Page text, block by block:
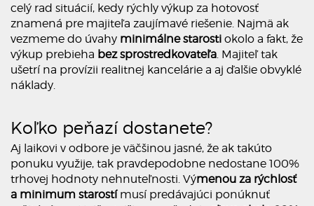
celý rad situácií, kedy rýchly výkup za hotovosť
znamená pre majiteľa zaujímavé riešenie. Najmä ak
vezmeme do úvahy minimálne starosti okolo a fakt, že
výkup prebieha bez sprostredkovateľa . Majiteľ tak
ušetrí na provízii realitnej kancelárie a aj ďalšie obvyklé
náklady.
Koľko peňazí dostanete?
Aj laikovi v odbore je väčšinou jasné, že ak takúto
ponuku využije, tak pravdepodobne nedostane 100%
trhovej hodnoty nehnuteľnosti. Výmenou za rýchlosť
a minimum starostímusí predávajúci ponúknuť